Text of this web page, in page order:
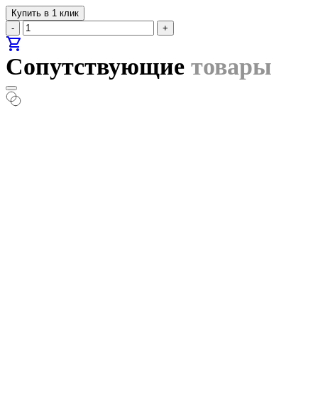
Купить в 1 клик
-
+
shopping_cart
Сопутствующие товары